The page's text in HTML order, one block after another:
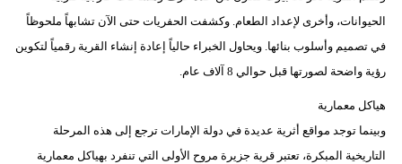
أبراج
الحيوانات، وأخرى لإعداد الطعام. وكشفت الحفريات حتى الآن تشابهاً ملحوظاً
في تصميم وأسلوب بنائها. ويحاول الخبراء حالياً إعادة إنشاء القرية رقمياً لتكوين
رؤية واضحة لصورتها قبل حوالي 8 آلاف عام.
هياكل معمارية
وبينما توجد مواقع أثرية عديدة في دولة الإمارات ترجع إلى هذه المرحلة
التاريخية المبكرة، تعتبر قرية جزيرة مروح الأولى التي تنفرد بهياكل معمارية